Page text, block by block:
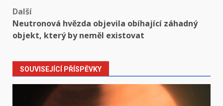
Další
Neutronová hvězda objevila obíhající záhadný
objekt, který by neměl existovat
SOUVISEJÍCÍ PŘÍSPĚVKY